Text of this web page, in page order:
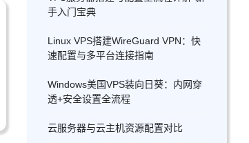
手入门宝典
Linux VPS搭建WireGuard VPN：快
速配置与多平台连接指南
Windows美国VPS装向日葵：内网穿
透+安全设置全流程
云服务器与云主机资源配置对比